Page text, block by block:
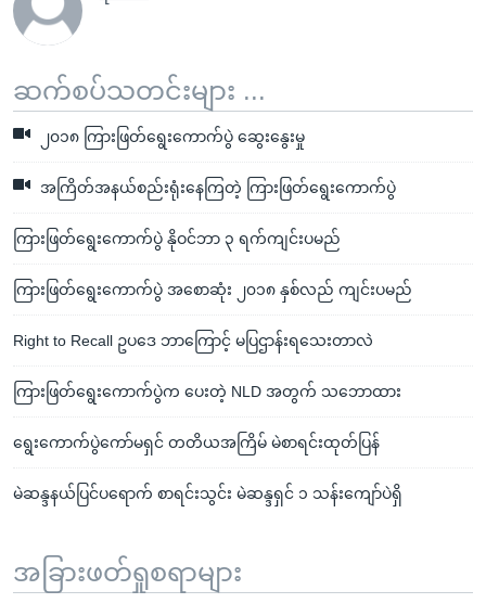
ဆက်စပ်သတင်းများ ...
၂၀၁၈ ကြားဖြတ်ရွေးကောက်ပွဲ ဆွေးနွေးမှု
အကြိတ်အနယ်စည်းရုံးနေကြတဲ့ ကြားဖြတ်ရွေးကောက်ပွဲ
ကြားဖြတ်ရွေးကောက်ပွဲ နိုဝင်ဘာ ၃ ရက်ကျင်းပမည်
ကြားဖြတ်ရွေးကောက်ပွဲ အစောဆုံး ၂၀၁၈ နှစ်လည် ကျင်းပမည်
Right to Recall ဥပဒေ ဘာကြောင့် မပြဌာန်းရသေးတာလဲ
ကြားဖြတ်ရွေးကောက်ပွဲက ပေးတဲ့ NLD အတွက် သဘောထား
ရွေးကောက်ပွဲကော်မရှင် တတိယအကြိမ် မဲစာရင်းထုတ်ပြန်
မဲဆန္ဒနယ်ပြင်ပရောက် စာရင်းသွင်း မဲဆန္ဒရှင် ၁ သန်းကျော်ပဲရှိ
အခြားဖတ်ရှုစရာများ